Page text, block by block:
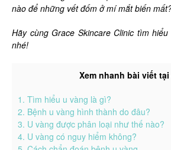
nào để những vết đốm ở mí mắt biến
Hãy cùng Grace Skincare Clinic tìm
nhé!
Xem nhanh bài viết
1. Tìm hiểu u vàng là gì?
2. Bệnh u vàng hình thành do đâu?
3. U vàng được phân loại như thế nào?
4. U vàng có nguy hiểm không?